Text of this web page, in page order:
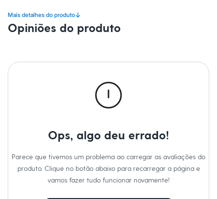
Acessórios
Blusas
Calçados
Leggings
Moda íntima
Calcinhas
Saídas de praia
Plus size
Blusas e Camisetas
Casacos e Jaquetas
Mais detalhes do produto↓
Opiniões do produto
Ops, algo deu errado!
Parece que tivemos um problema ao carregar as avaliações do
produto. Clique no botão abaixo para recarregar a página e
vamos fazer tudo funcionar novamente!